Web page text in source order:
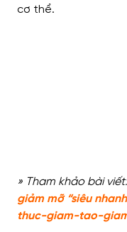
cơ thể.
» Tham khảo bài
giảm mỡ “siêu
thuc-giam-tao-